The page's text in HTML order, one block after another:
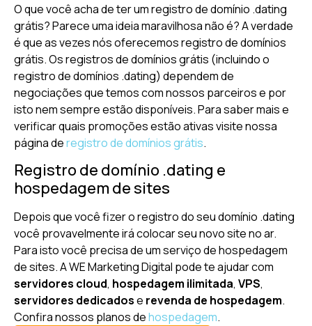
O que você acha de ter um registro de domínio .dating
grátis? Parece uma ideia maravilhosa não é? A verdade
é que as vezes nós oferecemos registro de domínios
grátis. Os registros de domínios grátis (incluindo o
registro de domínios .dating) dependem de
negociações que temos com nossos parceiros e por
isto nem sempre estão disponíveis. Para saber mais e
verificar quais promoções estão ativas visite nossa
página deregistro de domínios grátis.
Registro de domínio .dating e
hospedagem de sites
Depois que você fizer o registro do seu domínio .dating
você provavelmente irá colocar seu novo site no ar.
Para isto você precisa de um serviço de hospedagem
de sites. A WE Marketing Digital pode te ajudar com
servidores cloud, hospedagem ilimitada, VPS,
servidores dedicadose revenda de hospedagem.
Confira nossos planos dehospedagem.